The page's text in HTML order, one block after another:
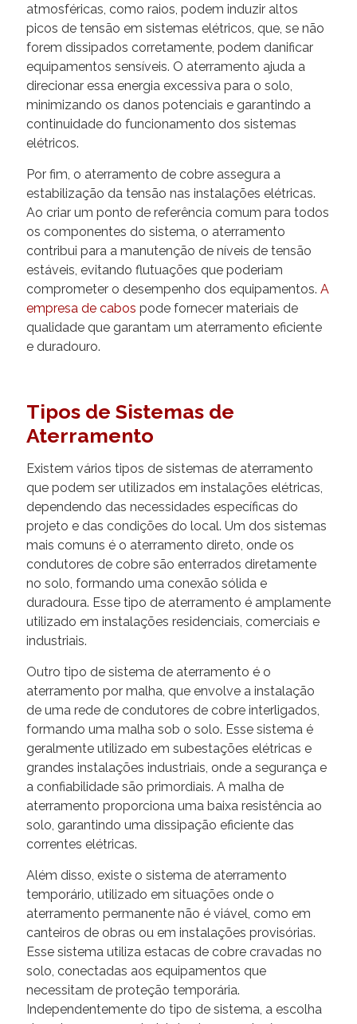
atmosféricas, como raios, podem induzir altos
picos de tensão em sistemas elétricos, que, se não
forem dissipados corretamente, podem danificar
equipamentos sensíveis. O aterramento ajuda a
direcionar essa energia excessiva para o solo,
minimizando os danos potenciais e garantindo a
continuidade do funcionamento dos sistemas
elétricos.
Por fim, o aterramento de cobre assegura a
estabilização da tensão nas instalações elétricas.
Ao criar um ponto de referência comum para todos
os componentes do sistema, o aterramento
contribui para a manutenção de níveis de tensão
estáveis, evitando flutuações que poderiam
comprometer o desempenho dos equipamentos. A
empresa de cabos pode fornecer materiais de
qualidade que garantam um aterramento eficiente
e duradouro.
Tipos de Sistemas de
Aterramento
Existem vários tipos de sistemas de aterramento
que podem ser utilizados em instalações elétricas,
dependendo das necessidades específicas do
projeto e das condições do local. Um dos sistemas
mais comuns é o aterramento direto, onde os
condutores de cobre são enterrados diretamente
no solo, formando uma conexão sólida e
duradoura. Esse tipo de aterramento é amplamente
utilizado em instalações residenciais, comerciais e
industriais.
Outro tipo de sistema de aterramento é o
aterramento por malha, que envolve a instalação
de uma rede de condutores de cobre interligados,
formando uma malha sob o solo. Esse sistema é
geralmente utilizado em subestações elétricas e
grandes instalações industriais, onde a segurança e
a confiabilidade são primordiais. A malha de
aterramento proporciona uma baixa resistência ao
solo, garantindo uma dissipação eficiente das
correntes elétricas.
Além disso, existe o sistema de aterramento
temporário, utilizado em situações onde o
aterramento permanente não é viável, como em
canteiros de obras ou em instalações provisórias.
Esse sistema utiliza estacas de cobre cravadas no
solo, conectadas aos equipamentos que
necessitam de proteção temporária.
Independentemente do tipo de sistema, a escolha